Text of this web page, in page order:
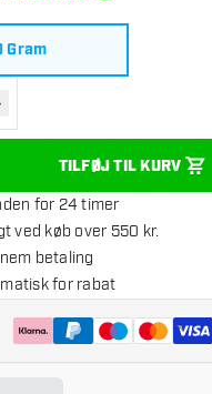
Gram
antal
TILFØJ TIL KURV
for 24 timer
ved køb over 550 kr.
betaling
for rabat